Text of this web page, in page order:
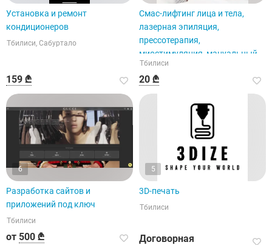
Установка и ремонт
кондиционеров
Тбилиси, Сабуртало
159 ₾
Смас-лифтинг лица и тела,
лазерная эпиляция,
прессотерапия,
миостимуляция, мануальный
массаж.
Тбилиси
20 ₾
6
Разработка сайтов и
приложений под ключ
Тбилиси
от 500 ₾
5
3D-печать
Тбилиси
Договорная